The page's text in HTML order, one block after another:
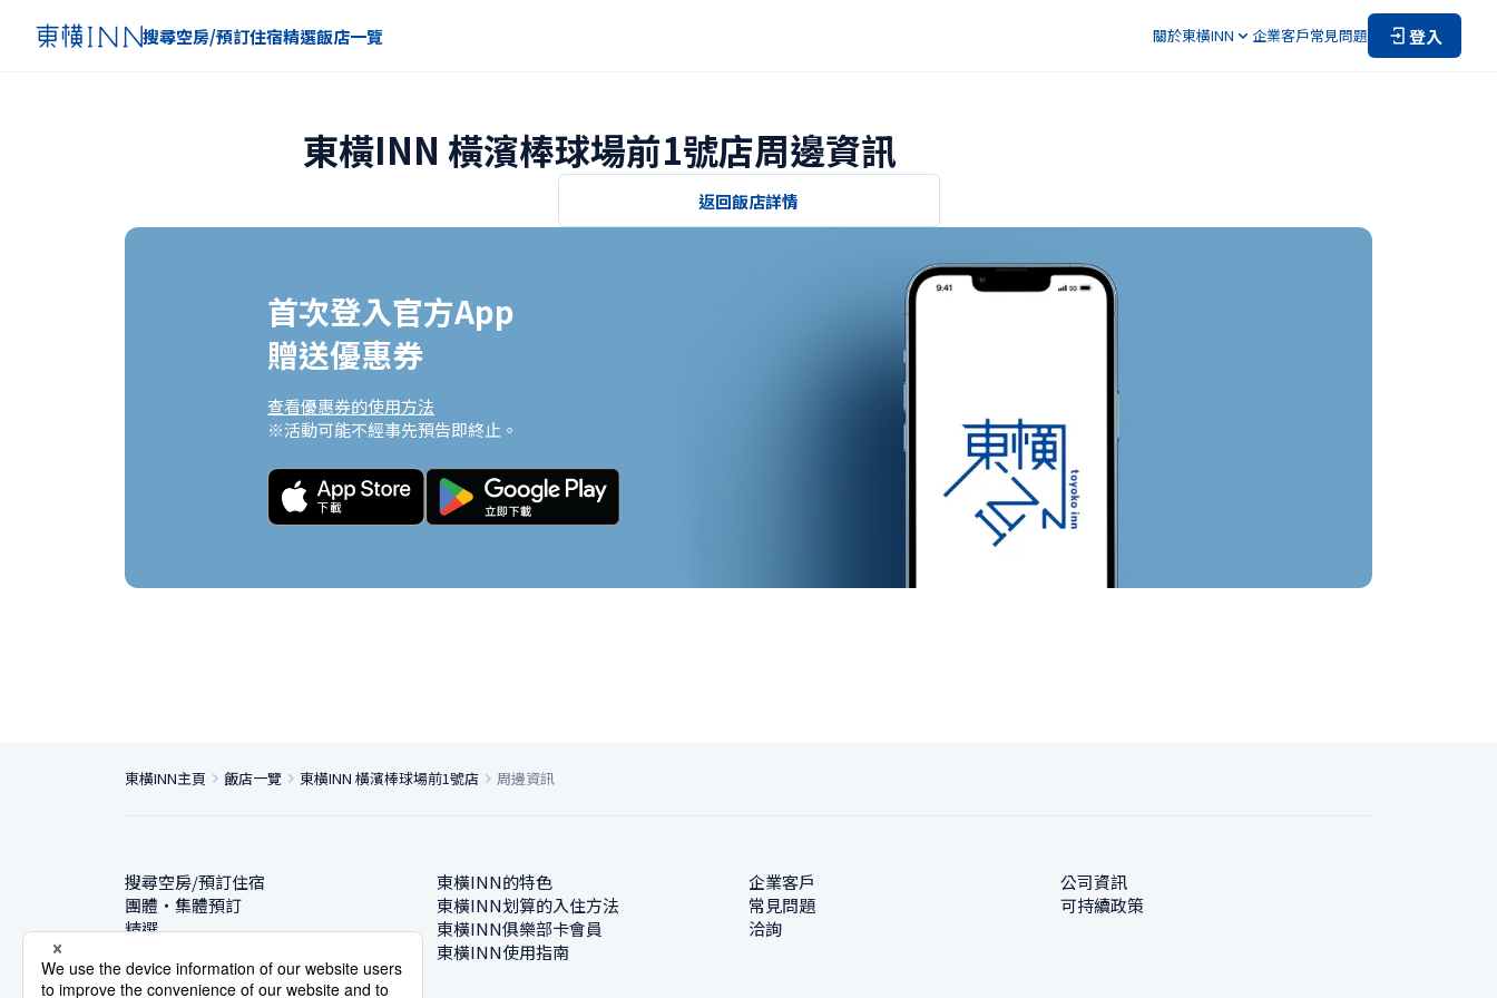
搜尋空房/預訂住宿精選飯店一覽 關於東橫INN 企業客戶常見問題 登入
東橫INN 橫濱棒球場前1號店周邊資訊
返回飯店詳情
首次登入官方App
贈送優惠券
查看優惠券的使用方法
※活動可能不經事先預告即終止。
東橫INN主頁 飯店一覽 東橫INN 橫濱棒球場前1號店 周邊資訊
搜尋空房/預訂住宿
團體・集體預訂
精選
東橫INN的特色
東橫INN划算的入住方法
東橫INN俱樂部卡會員
東橫INN使用指南
企業客戶
常見問題
洽詢
公司資訊
可持續政策